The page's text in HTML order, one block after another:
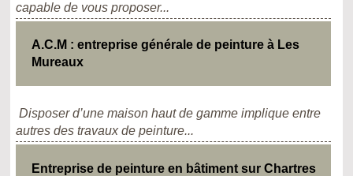
capable de vous proposer...
A.C.M : entreprise générale de peinture à Les
Mureaux
Disposer d’une maison haut de gamme implique entre
autres des travaux de peinture...
Entreprise de peinture en bâtiment sur Chartres